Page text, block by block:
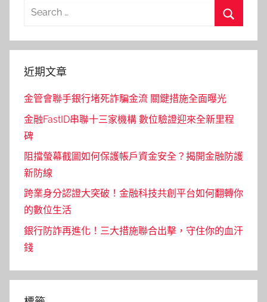
Search
近期文章
金管會聯手銀行堵死詐騙金流 關鍵措施全面曝光
金融FastID串聯十三家機構 數位驗證迎來全新里程
碑
阻擋螢幕截圖如何保護帳戶資金安全？揭開金融防護
新防線
跨業身分認證大突破！金融科技共創平台如何翻轉你
的數位生活
銀行防詐再進化！三大措施聯合出擊，守住你的血汗
錢